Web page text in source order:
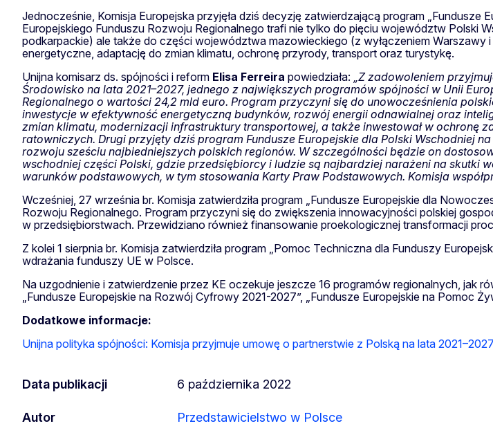
Jednocześnie, Komisja Europejska przyjęła dziś decyzję zatwierdzającą program „Fundusze
Europejskiego Funduszu Rozwoju Regionalnego trafi nie tylko do pięciu województw Polski
podkarpackie) ale także do części województwa mazowieckiego (z wyłączeniem Warszawy
energetyczne, adaptację do zmian klimatu, ochronę przyrody, transport oraz turystykę.
Unijna komisarz ds. spójności i reform Elisa Ferreira powiedziała: „Z zadowoleniem
Środowisko na lata 2021–2027, jednego z największych programów spójności w Unii
Regionalnego o wartości 24,2 mld euro. Program przyczyni się do unowocześnienia
inwestycje w efektywność energetyczną budynków, rozwój energii odnawialnej oraz
zmian klimatu, modernizacji infrastruktury transportowej, a także inwestował w ochronę
ratowniczych. Drugi przyjęty dziś program Fundusze Europejskie dla Polski Wschodniej
rozwoju sześciu najbiedniejszych polskich regionów. W szczególności będzie on
wschodniej części Polski, gdzie przedsiębiorcy i ludzie są najbardziej narażeni na skutki
warunków podstawowych, w tym stosowania Karty Praw Podstawowych. Komisja
Wcześniej, 27 września br. Komisja zatwierdziła program „Fundusze Europejskie dla
Rozwoju Regionalnego. Program przyczyni się do zwiększenia innowacyjności polskiej
w przedsiębiorstwach. Przewidziano również finansowanie proekologicznej transformacji
Z kolei 1 sierpnia br. Komisja zatwierdziła program „Pomoc Techniczna dla Funduszy
wdrażania funduszy UE w Polsce.
Na uzgodnienie i zatwierdzenie przez KE oczekuje jeszcze 16 programów regionalnych, jak
„Fundusze Europejskie na Rozwój Cyfrowy 2021-2027”, „Fundusze Europejskie na Pomoc
Dodatkowe informacje:
Unijna polityka spójności: Komisja przyjmuje umowę o partnerstwie z Polską na lata
Data publikacji 6 października 2022
Autor Przedstawicielstwo w Polsce